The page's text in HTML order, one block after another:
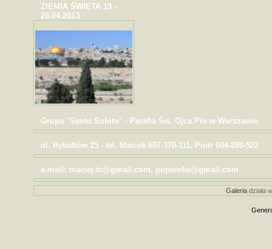
ZIEMIA ŚWIĘTA 19 -
26.04.2013
Grupa "Santo Subito" - Parafia Św. Ojca Pio w Warszawie
ul. Rybałtów 25 - tel. Maciek 607-370-111, Piotr 604-280-522
e-mail: maciej.tc@gmail.com, popoinke@gmail.com
Galeriadziała